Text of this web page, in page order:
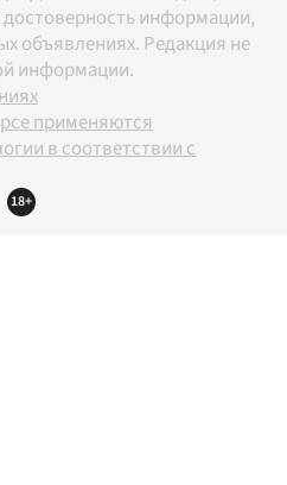
достоверность информации,
объявлениях. Редакция не
информации.
применяются
в соответствии с
18+